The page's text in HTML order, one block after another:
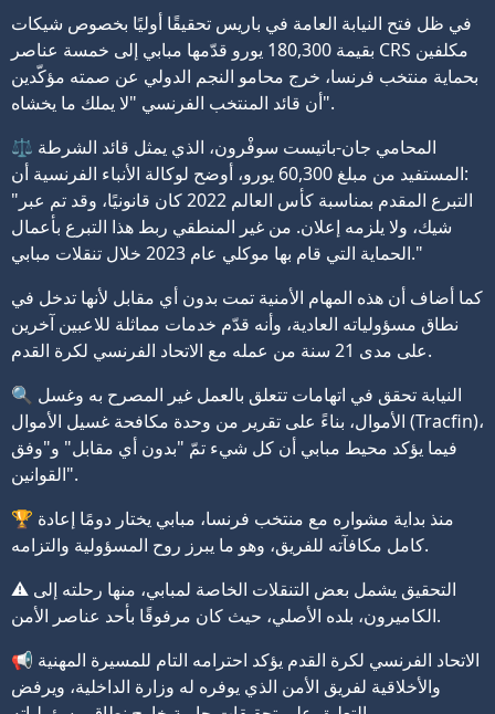
في ظل فتح النيابة العامة في باريس تحقيقًا أوليًا بخصوص شيكات
بقيمة 180,300 يورو قدّمها مبابي إلى خمسة عناصر CRS مكلفين
بحماية منتخب فرنسا، خرج محامو النجم الدولي عن صمته مؤكّدين
أن قائد المنتخب الفرنسي "لا يملك ما يخشاه".
⚖️ المحامي جان-باتيست سوفْرون، الذي يمثل قائد الشرطة
المستفيد من مبلغ 60,300 يورو، أوضح لوكالة الأنباء الفرنسية أن:
"التبرع المقدم بمناسبة كأس العالم 2022 كان قانونيًا، وقد تم عبر
شيك، ولا يلزمه إعلان. من غير المنطقي ربط هذا التبرع بأعمال
الحماية التي قام بها موكلي عام 2023 خلال تنقلات مبابي."
كما أضاف أن هذه المهام الأمنية تمت بدون أي مقابل لأنها تدخل في
نطاق مسؤولياته العادية، وأنه قدّم خدمات مماثلة للاعبين آخرين
على مدى 21 سنة من عمله مع الاتحاد الفرنسي لكرة القدم.
🔍 النيابة تحقق في اتهامات تتعلق بالعمل غير المصرح به وغسل
الأموال، بناءً على تقرير من وحدة مكافحة غسيل الأموال (Tracfin)،
فيما يؤكد محيط مبابي أن كل شيء تمّ "بدون أي مقابل" و"وفق
القوانين".
🏆 منذ بداية مشواره مع منتخب فرنسا، مبابي يختار دومًا إعادة
كامل مكافآته للفريق، وهو ما يبرز روح المسؤولية والتزامه.
⚠️ التحقيق يشمل بعض التنقلات الخاصة لمبابي، منها رحلته إلى
الكاميرون، بلده الأصلي، حيث كان مرفوقًا بأحد عناصر الأمن.
📢 الاتحاد الفرنسي لكرة القدم يؤكد احترامه التام للمسيرة المهنية
والأخلاقية لفريق الأمن الذي يوفره له وزارة الداخلية، ويرفض